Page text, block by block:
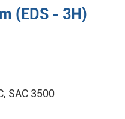
(EDS - 3H)
SAC 3500